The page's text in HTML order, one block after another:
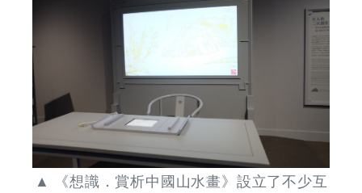
▲ 《想識．賞析中國山水畫》設立了不少互